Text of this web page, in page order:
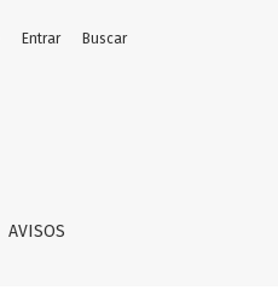
AVISOS
Entrar Buscar